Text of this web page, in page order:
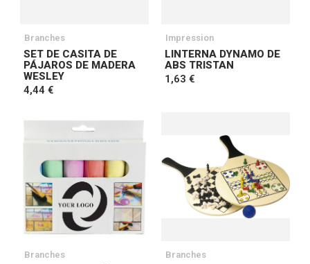
Branches
SET DE CASITA DE
PÁJAROS DE MADERA
WESLEY
4,44 €
Impression
LINTERNA DYNAMO DE
ABS TRISTAN
1,63 €
Branches Branches